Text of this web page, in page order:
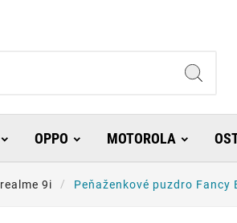
OPPO MOTOROLA
realme 9i Peňaženkové puzdro Fancy